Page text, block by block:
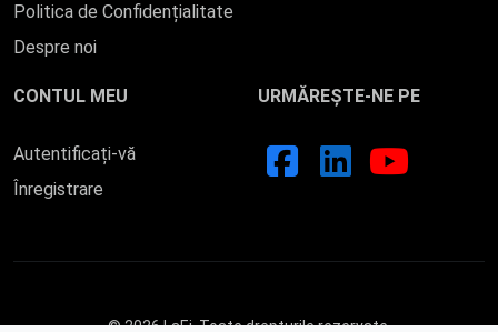
Politica de Confidențialitate
Despre noi
CONTUL MEU
Autentificați-vă
Înregistrare
URMĂREȘTE-NE PE
© 2026 LaEi. Toate drepturile rezervate.